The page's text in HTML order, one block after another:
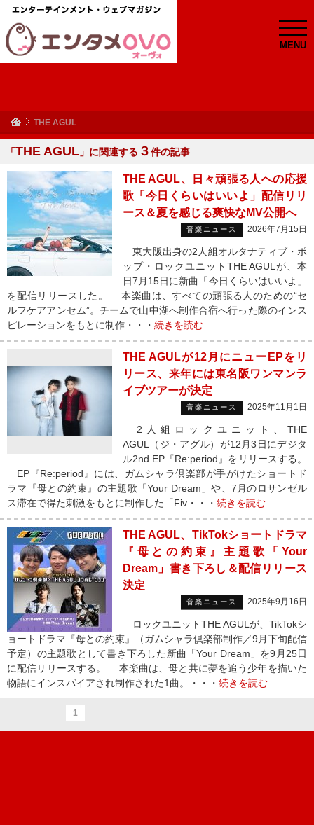
MENU
THE AGUL
「THE AGUL 」に関連する ３件の記事
THE AGUL、日々頑張る人への応援
歌「今日くらいはいいよ」配信リリ
ース＆夏を感じる爽快なMV公開へ
音楽ニュース 2026年7月15日
東大阪出身の2人組オルタナティブ・ポ
ップ・ロックユニットTHE AGULが、本
日7月15日に新曲「今日くらいはいいよ」
を配信リリースした。 本楽曲は、すべての頑張る人のための“セ
ルフケアアンセム”。チームで山中湖へ制作合宿へ行った際のインス
ピレーションをもとに制作・・・ 続きを読む
THE AGULが12月にニューEPをリ
リース、来年には東名阪ワンマンラ
イブツアーが決定
音楽ニュース 2025年11月1日
2人組ロックユニット、THE
AGUL（ジ・アグル）が12月3日にデジタ
ル2nd EP『Re:period』をリリースする。
EP『Re:period』には、ガムシャラ倶楽部が手がけたショートド
ラマ『母との約束』の主題歌「Your Dream」や、7月のロサンゼル
ス滞在で得た刺激をもとに制作した「Fiv・・・ 続きを読む
THE AGUL、TikTokショートドラマ
『母との約束』主題歌「Your
Dream」書き下ろし＆配信リリース
決定
音楽ニュース 2025年9月16日
ロックユニットTHE AGULが、TikTokシ
ョートドラマ『母との約束』（ガムシャラ倶楽部制作／9月下旬配信
予定）の主題歌として書き下ろした新曲「Your Dream」を9月25日
に配信リリースする。 本楽曲は、母と共に夢を追う少年を描いた
物語にインスパイアされ制作された1曲。・・・ 続きを読む
1